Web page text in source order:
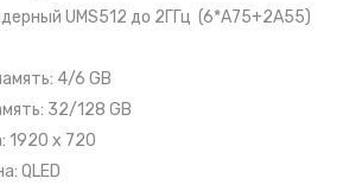
UMS512 до 2ГГц (6*A75+2А55)
4/6 GB
32/128 GB
1920 х 720
QLED